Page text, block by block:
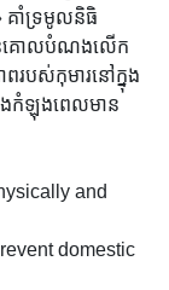
គាំទ្រមូលនិធិ
គោលបំណងលើក
របស់កុមារនៅក្នុង
ងកំឡុងពេលមាន
and
domestic